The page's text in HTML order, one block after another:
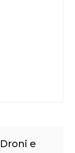
e